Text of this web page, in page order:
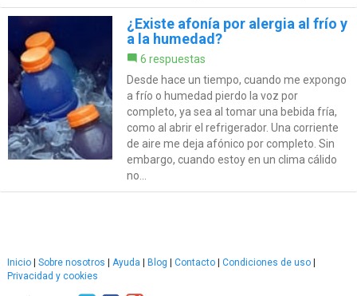
¿Existe afonía por alergia al frío y
a la humedad?
6 respuestas
Desde hace un tiempo, cuando me expongo
a frío o humedad pierdo la voz por
completo, ya sea al tomar una bebida fría,
como al abrir el refrigerador. Una corriente
de aire me deja afónico por completo. Sin
embargo, cuando estoy en un clima cálido
no...
Inicio Sobre nosotros Ayuda Blog Contacto Condiciones de uso
Privacidad y cookies